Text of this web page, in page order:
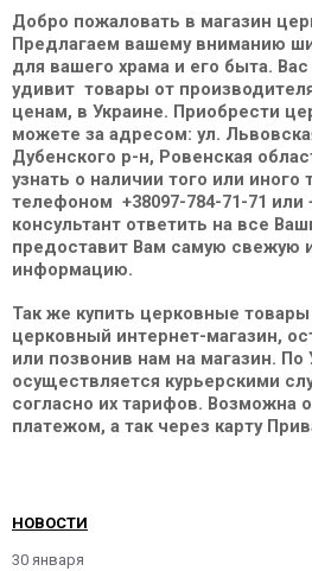
Добро пожаловать в магазин
Предлагаем вашему вниманию
для вашего храма и его быта.
удивит товары от
ценам, в Украине. Приобрести
можете за адресом: ул.
Дубенского р-н, Ровенская
узнать о наличии того или иного
телефоном +38097-784-71-71 или
консультант ответить на все
предоставит Вам самую свежую
информацию.
Так же купить церковные
церковный интернет-магазин,
или позвонив нам на магазин. По
осуществляется курьерскими
согласно их тарифов. Возможна
платежом, а так через карту
НОВОСТИ
30 января